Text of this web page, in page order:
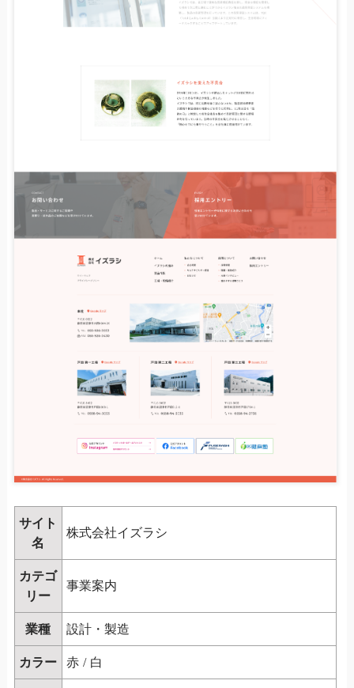
サイト
名
株式会社イズラシ
カテゴ
リー
事業案内
業種 設計・製造
カラー 赤 / 白